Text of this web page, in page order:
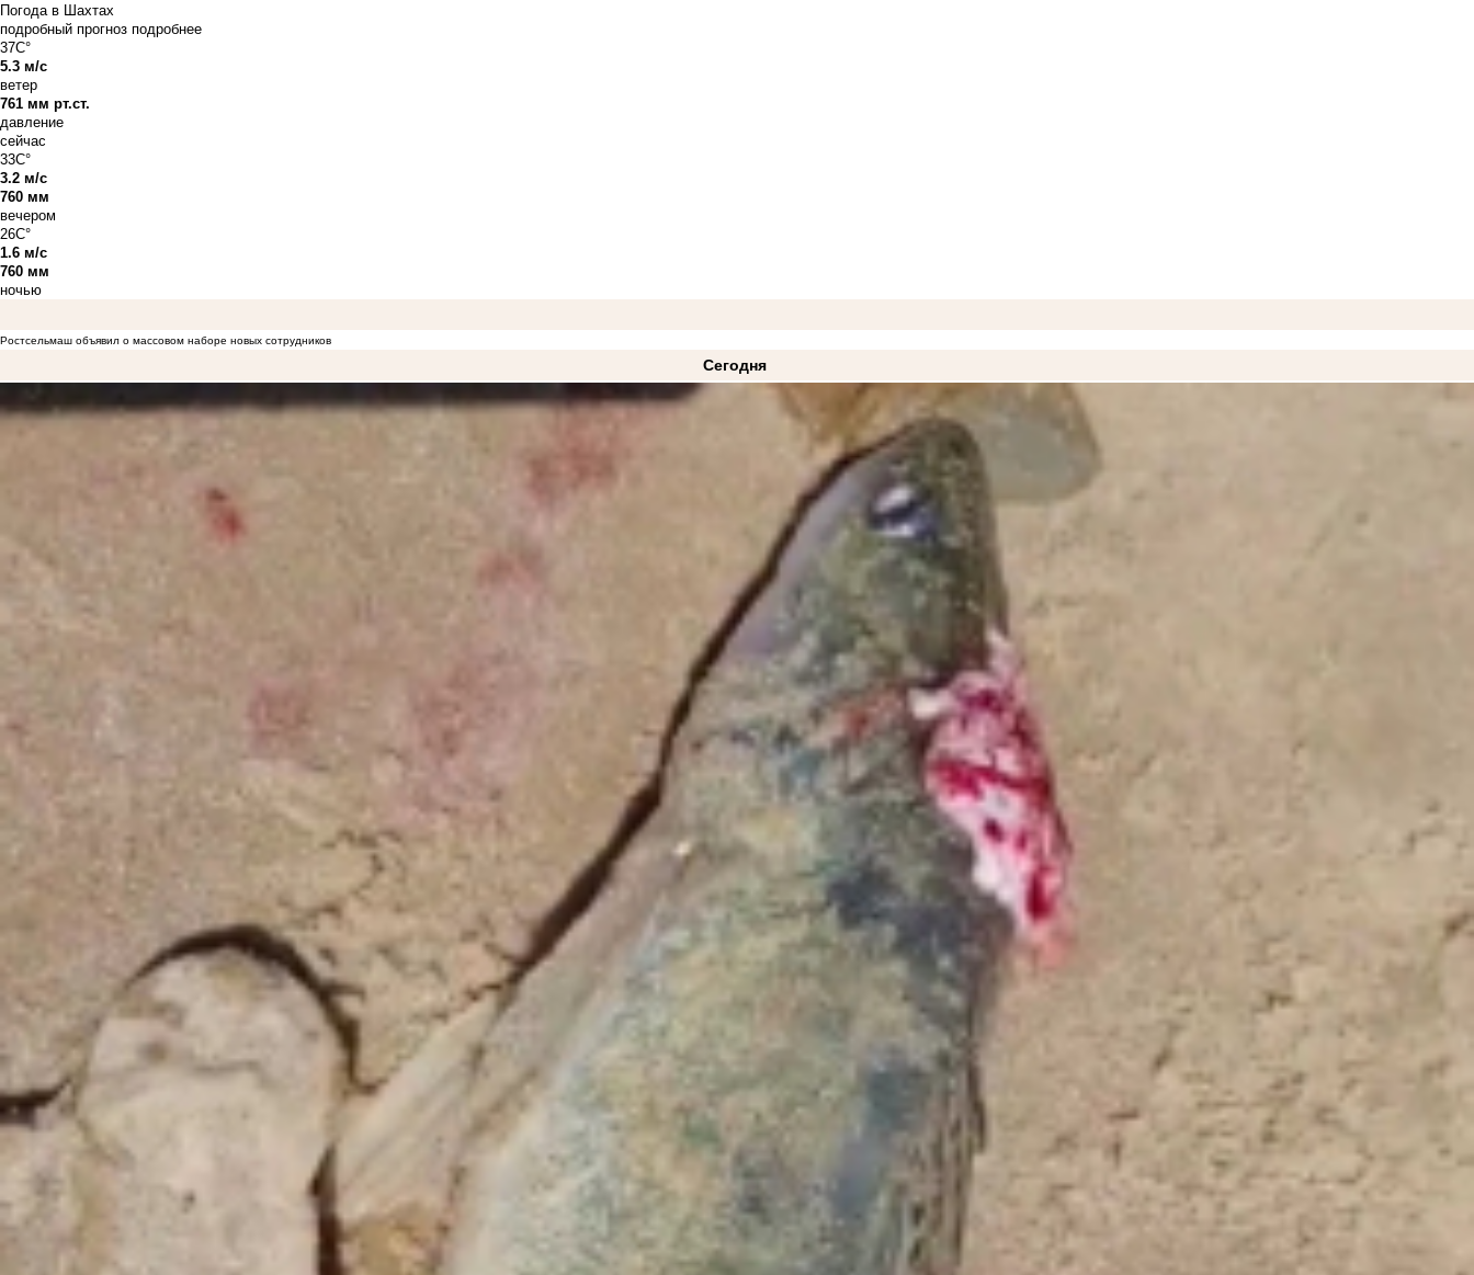
Погода в Шахтах
подробный прогноз подробнее
37C°
5.3 м/с
ветер
761 мм рт.ст.
давление
сейчас
33C°
3.2 м/с
760 мм
вечером
26C°
1.6 м/с
760 мм
ночью
Ростсельмаш объявил о массовом наборе новых сотрудников
Сегодня